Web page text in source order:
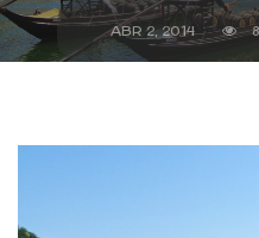
ABR 2, 2014